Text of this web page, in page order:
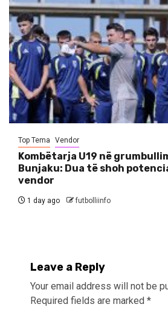
Top Tema Vendor
Kombëtarja U19 në
Bunjaku: Dua të shoh
vendor
1 day ago futbolliinfo
Leave a Reply
Your email address will not be
Required fields are marked *